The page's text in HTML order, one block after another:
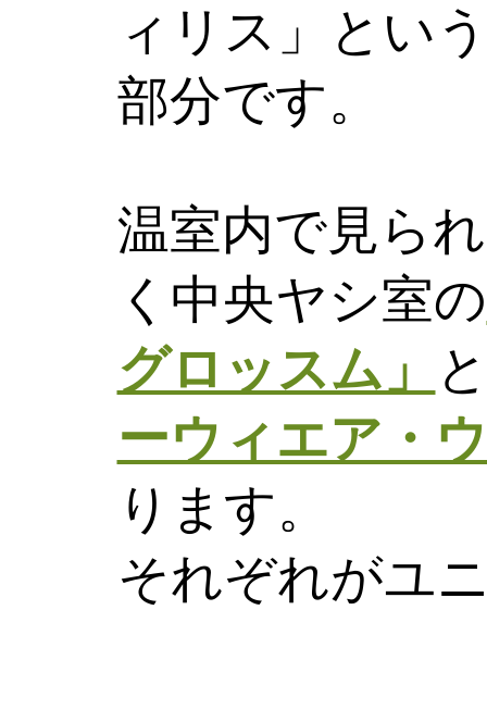
ィリス」とい
部分です。
温室内で見ら
く中央ヤシ室の
グロッスム」
ーウィエア・
ります。
それぞれがユ